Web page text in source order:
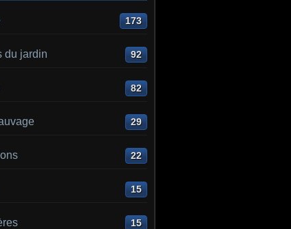
173
du jardin 92
82
29
22
15
15